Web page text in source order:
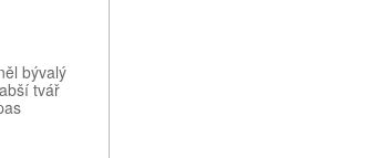
bývalý
tvář